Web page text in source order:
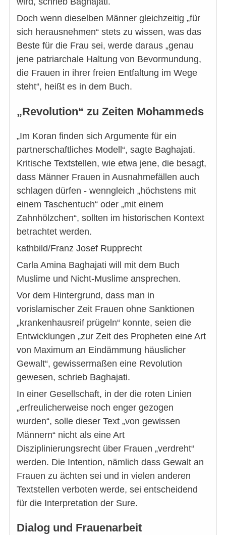
Doch wenn dieselben Männer gleichzeitig „für
sich herausnehmen“ stets zu wissen, was das
Beste für die Frau sei, werde daraus „genau
jene patriarchale Haltung von Bevormundung,
die Frauen in ihrer freien Entfaltung im Wege
steht“, heißt es in dem Buch.
„Revolution“ zu Zeiten Mohammeds
„Im Koran finden sich Argumente für ein
partnerschaftliches Modell“, sagte Baghajati.
Kritische Textstellen, wie etwa jene, die besagt,
dass Männer Frauen in Ausnahmefällen auch
schlagen dürfen - wenngleich „höchstens mit
einem Taschentuch“ oder „mit einem
Zahnhölzchen“, sollten im historischen Kontext
betrachtet werden.
kathbild/Franz Josef Rupprecht
Carla Amina Baghajati will mit dem Buch
Muslime und Nicht-Muslime ansprechen.
Vor dem Hintergrund, dass man in
vorislamischer Zeit Frauen ohne Sanktionen
„krankenhausreif prügeln“ konnte, seien die
Entwicklungen „zur Zeit des Propheten eine Art
von Maximum an Eindämmung häuslicher
Gewalt“, gewissermaßen eine Revolution
gewesen, schrieb Baghajati.
In einer Gesellschaft, in der die roten Linien
„erfreulicherweise noch enger gezogen
wurden“, solle dieser Text „von gewissen
Männern“ nicht als eine Art
Disziplinierungsrecht über Frauen „verdreht“
werden. Die Intention, nämlich dass Gewalt an
Frauen zu ächten sei und in vielen anderen
Textstellen verboten werde, sei entscheidend
für die Interpretation der Sure.
Dialog und Frauenarbeit